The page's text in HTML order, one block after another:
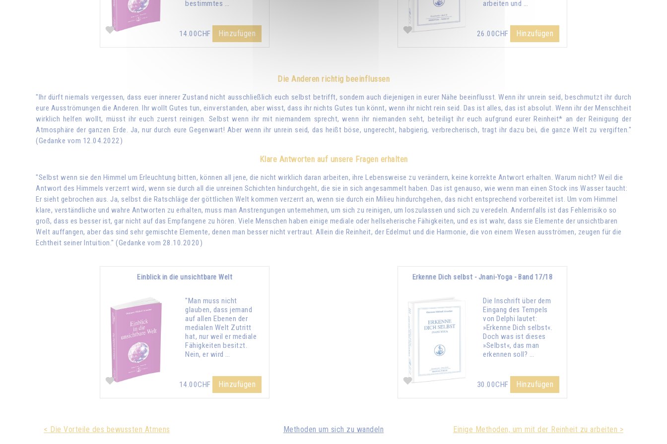
bestimmtes …
14.00CHF Hinzufügen
arbeiten und …
26.00CHF Hinzufügen
Die Anderen richtig beeinflussen
"Ihr dürft niemals vergessen, dass euer innerer Zustand nicht ausschließlich euch selbst betrifft, sondern auch diejenigen in eurer Nähe beeinflusst. Wenn ihr unrein seid, beschmutzt ihr durch
eure Ausströmungen die Anderen. Ihr wollt Gutes tun, einverstanden, aber wisst, dass ihr nichts Gutes tun könnt, wenn ihr nicht rein seid. Das ist alles, das ist absolut. Wenn ihr der Menschheit
wirklich helfen wollt, müsst ihr euch zuerst reinigen. Selbst wenn ihr mit niemandem sprecht, wenn ihr niemanden seht, beteiligt ihr euch aufgrund eurer Reinheit* an der Reinigung der
Atmosphäre der ganzen Erde. Ja, nur durch eure Gegenwart! Aber wenn ihr unrein seid, das heißt böse, ungerecht, habgierig, verbrecherisch, tragt ihr dazu bei, die ganze Welt zu vergiften."
(Gedanke vom 12.04.2022)
Klare Antworten auf unsere Fragen erhalten
"Selbst wenn sie den Himmel um Erleuchtung bitten, können all jene, die nicht wirklich daran arbeiten, ihre Lebensweise zu verändern, keine korrekte Antwort erhalten. Warum nicht? Weil die
Antwort des Himmels verzerrt wird, wenn sie durch all die unreinen Schichten hindurchgeht, die sie in sich angesammelt haben. Das ist genauso, wie wenn man einen Stock ins Wasser taucht:
Er sieht gebrochen aus. Ja, selbst die Ratschläge der göttlichen Welt kommen verzerrt an, wenn sie durch ein Milieu hindurchgehen, das nicht entsprechend vorbereitet ist. Um vom Himmel
klare, verständliche und wahre Antworten zu erhalten, muss man Anstrengungen unternehmen, um sich zu reinigen, um loszulassen und sich zu veredeln. Andernfalls ist das Fehlerrisiko so
groß, dass es besser ist, gar nicht auf das Empfangene zu hören. Viele Menschen haben einige mediale oder hellseherische Fähigkeiten, und es ist wahr, dass sie Elemente der unsichtbaren
Welt auffangen, aber das sind sehr gemischte Elemente, denen man besser nicht vertraut. Allein die Reinheit, der Edelmut und die Harmonie, die von einem Wesen ausströmen, zeugen für die
Echtheit seiner Intuition." (Gedanke vom 28.10.2020)
Einblick in die unsichtbare Welt
"Man muss nicht
glauben, dass jemand
auf allen Ebenen der
medialen Welt Zutritt
hat, nur weil er mediale
Fähigkeiten besitzt.
Nein, er wird …
14.00CHF Hinzufügen
Erkenne Dich selbst - Jnani-Yoga - Band 17/18
Die Inschrift über dem
Eingang des Tempels
von Delphi lautet:
»Erkenne Dich selbst«.
Doch was ist dieses
»Selbst«, das man
erkennen soll? …
30.00CHF Hinzufügen
< Die Vorteile des bewussten Atmens Methoden um sich zu wandeln Einige Methoden, um mit der Reinheit zu arbeiten >